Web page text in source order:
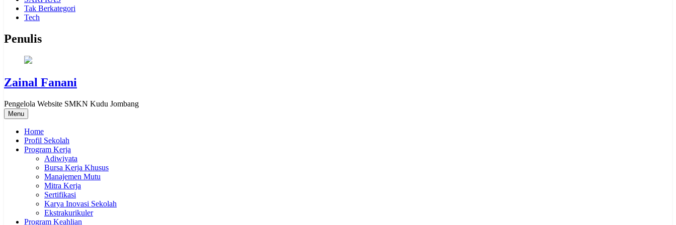
Tak Berkategori
Tech
Penulis
Zainal Fanani
Pengelola Website SMKN Kudu Jombang
Menu
Home
Profil Sekolah
Program Kerja
Adiwiyata
Bursa Kerja Khusus
Manajemen Mutu
Mitra Kerja
Sertifikasi
Karya Inovasi Sekolah
Ekstrakurikuler
Program Keahlian